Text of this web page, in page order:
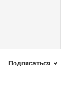
Подписаться